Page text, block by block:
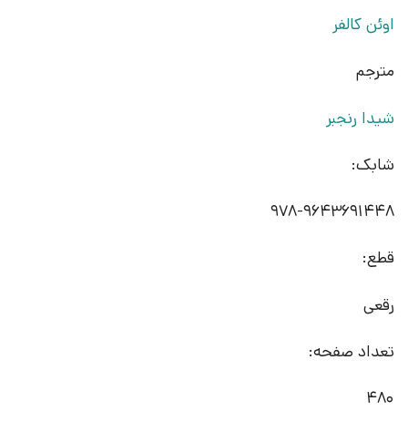
اوئن کالفر
مترجم
شیدا رنجبر
شابک:
978-9643691448
قطع:
رقعی
تعداد صفحه:
480